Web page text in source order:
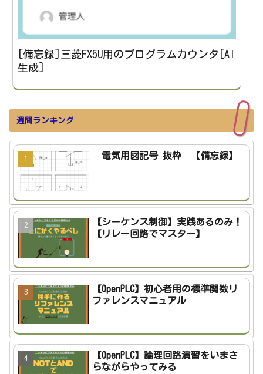
[備忘録]三菱FX5U用のプログラムカウンタ[AI
生成]
週間ランキング
電気用図記号 抜粋 【備忘録】
【シーケンス制御】実践あるのみ！
【リレー回路でマスター】
【OpenPLC】初心者用の標準関数リ
ファレンスマニュアル
【OpenPLC】論理回路演習をいまさ
らながらやってみる